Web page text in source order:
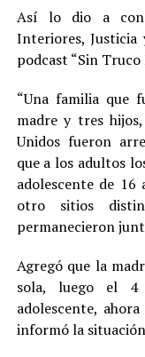
Así lo dio a
Interiores, Justicia
podcast “Sin Truco
“Una familia que
madre y tres
Unidos fueron
que a los adultos
adolescente de
otro sitios
permanecieron
Agregó que la
sola, luego el
adolescente,
informó la